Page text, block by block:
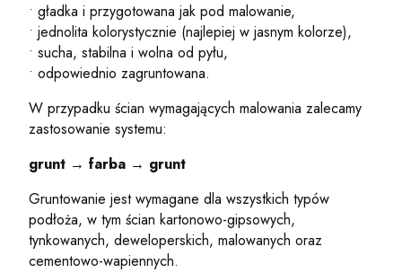
• gładka i przygotowana jak pod malowanie,
• jednolita kolorystycznie (najlepiej w jasnym kolorze),
• sucha, stabilna i wolna od pyłu,
• odpowiednio zagruntowana.
W przypadku ścian wymagających malowania zalecamy
zastosowanie systemu:
grunt → farba → grunt
Gruntowanie jest wymagane dla wszystkich typów
podłoża, w tym ścian kartonowo-gipsowych,
tynkowanych, deweloperskich, malowanych oraz
cementowo-wapiennych.